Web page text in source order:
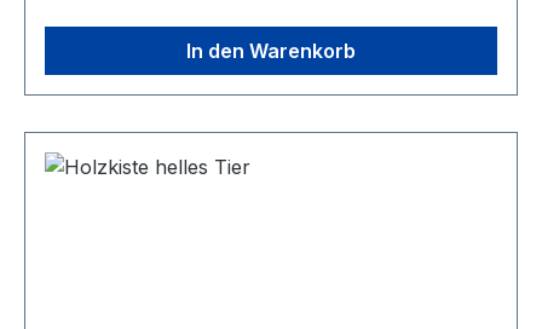
In den Warenkorb